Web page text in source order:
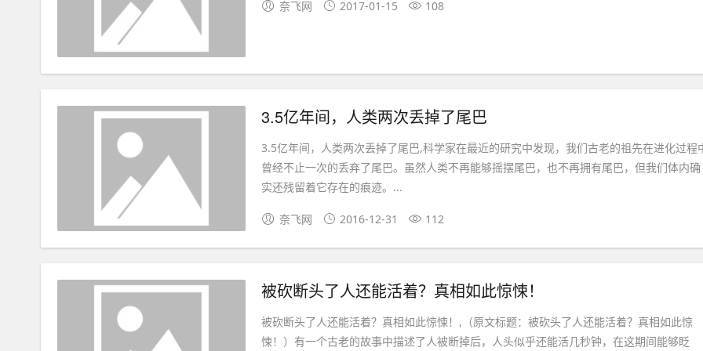
奈飞网 2017-01-15 108
3.5亿年间，人类两次丢掉了尾巴
3.5亿年间，人类两次丢掉了尾巴,科学家在最近的研究中发现，我们古老的祖先在进化过程
曾经不止一次的丢弃了尾巴。虽然人类不再能够摇摆尾巴，也不再拥有尾巴，但我们体内确
实还残留着它存在的痕迹。...
奈飞网 2016-12-31 112
被砍断头了人还能活着？真相如此惊悚！
被砍断头了人还能活着？真相如此惊悚！,（原文标题：被砍头了人还能活着？真相如此惊
悚！）有一个古老的故事中描述了人被断掉后，人头似乎还能活几秒钟，在这期间能够眨